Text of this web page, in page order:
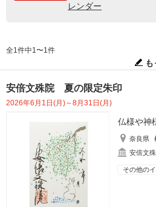
レンダー
全1件中1〜1件
安倍文殊院 夏の限定朱印
2026年6月1日(月)～8月31日(月)
仏様や神
奈良県
安倍文
その他の